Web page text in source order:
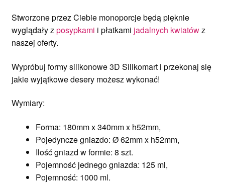
Stworzone przez Ciebie monoporcje będą pięknie
wyglądały zposypkami i płatkami jadalnych kwiatówz
naszej oferty.
Wypróbuj formy silikonowe 3D Silikomart i przekonaj się
jakie wyjątkowe desery możesz wykonać!
Wymiary:
Forma: 180mm x 340mm x h52mm,
Pojedyncze gniazdo: Ø 62mm x h52mm,
Ilość gniazd w formie: 8 szt.
Pojemność jednego gniazda: 125 ml,
Pojemność: 1000 ml.